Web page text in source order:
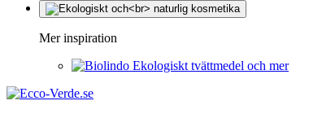
Mer inspiration
Ekologiskt tvättmedel och mer